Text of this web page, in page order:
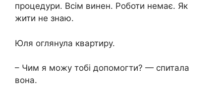
процедури. Всім винен. Роботи немає. Як
жити не знаю.
Юля оглянула квартиру.
– Чим я можу тобі допомогти? — спитала
вона.